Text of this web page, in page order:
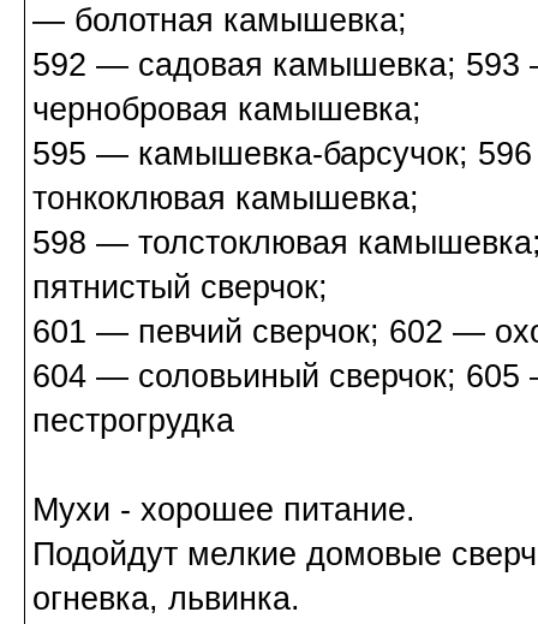
— болотная камышевка;
592 — садовая камышевка;
чернобровая камышевка;
595 — камышевка-барсучок;
тонкоклювая камышевка;
598 — толстоклювая
пятнистый сверчок;
601 — певчий сверчок; 602 —
604 — соловьиный сверчок;
пестрогрудка
Мухи - хорошее питание.
Подойдут мелкие домовые
огневка, львинка.